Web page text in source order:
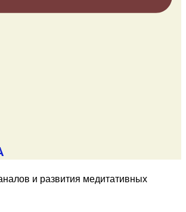
и развития медитативных